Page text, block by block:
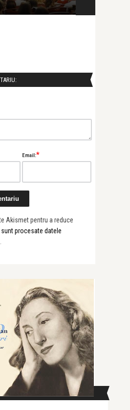
Email:*
Akismet pentru a reduce
procesate datele